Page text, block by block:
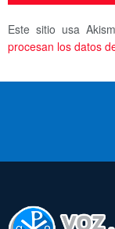
Este sitio usa
procesan los datos